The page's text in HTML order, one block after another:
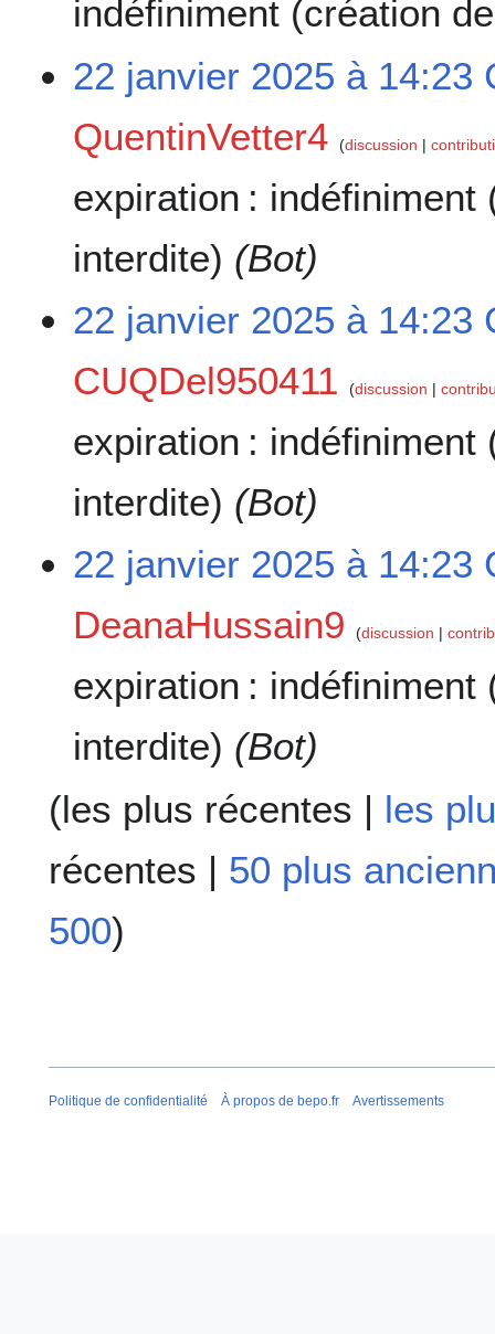
indéfiniment (création
22 janvier 2025 à 14:23
QuentinVetter4
discussion
expiration : indéfiniment
interdite) (Bot)
22 janvier 2025 à 14:23
CUQDel950411
discussion
expiration : indéfiniment
interdite) (Bot)
22 janvier 2025 à 14:23
DeanaHussain9
discussion
expiration : indéfiniment
interdite) (Bot)
(les plus récentes | les
récentes | 50 plus
500)
Politique de confidentialité À propos de bepo.fr Avertissements